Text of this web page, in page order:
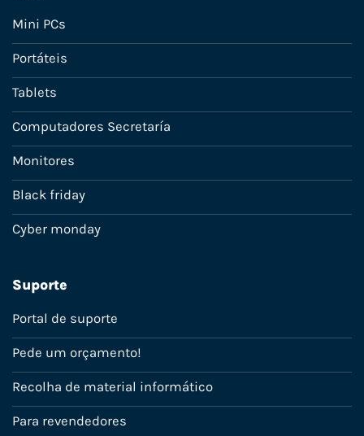
Mini PCs
Portáteis
Tablets
Computadores Secretaría
Monitores
Black friday
Cyber monday
Suporte
Portal de suporte
Pede um orçamento!
Recolha de material informático
Para revendedores